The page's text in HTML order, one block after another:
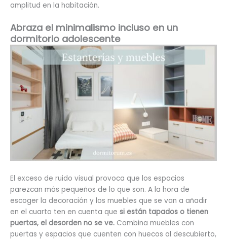
amplitud en la habitación.
Abraza el minimalismo incluso en un
dormitorio adolescente
El exceso de ruido visual provoca que los espacios
parezcan más pequeños de lo que son. A la hora de
escoger la decoración y los muebles que se van a añadir
en el cuarto ten en cuenta que si están tapados o tienen
puertas, el desorden no se ve. Combina muebles con
puertas y espacios que cuenten con huecos al descubierto,